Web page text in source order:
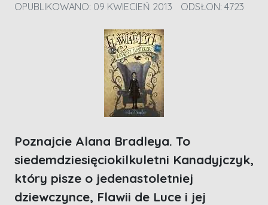
OPUBLIKOWANO: 09 KWIECIEŃ 2013
ODSŁON: 4723
Poznajcie Alana Bradleya. To
siedemdziesięciokilkuletni Kanadyjczyk,
który pisze o jedenastoletniej
dziewczynce, Flawii de Luce i jej